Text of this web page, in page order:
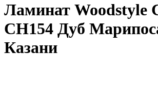
Ламинат Woodstyle
CH154 Дуб
Казани